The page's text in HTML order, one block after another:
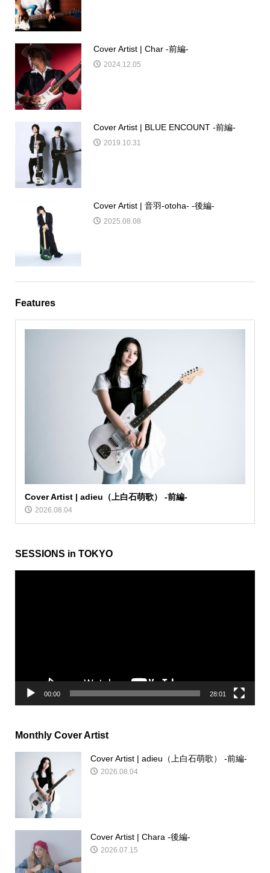
Cover Artist | Char -前編-
2024.12.05
Cover Artist | BLUE ENCOUNT -前編-
2019.10.31
Cover Artist | 音羽-otoha- -後編-
2025.08.08
Features
Cover Artist | adieu（上白石萌歌） -前編-
2026.08.04
SESSIONS in TOKYO
00:00 28:01
Monthly Cover Artist
Cover Artist | adieu（上白石萌歌） -前編-
2026.08.04
Cover Artist | Chara -後編-
2026.07.15